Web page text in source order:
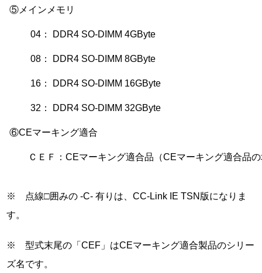
⑤メインメモリ
04： DDR4 SO-DIMM 4GByte
08： DDR4 SO-DIMM 8GByte
16： DDR4 SO-DIMM 16GByte
32： DDR4 SO-DIMM 32GByte
⑥CEマーキング適合
ＣＥＦ：CEマーキング適合品（CEマーキング適合品の
※ 点線□囲みの -C- 有りは、CC-Link IE TSN版になりま
す。
※ 型式末尾の「CEF」はCEマーキング適合製品のシリー
ズ名です。